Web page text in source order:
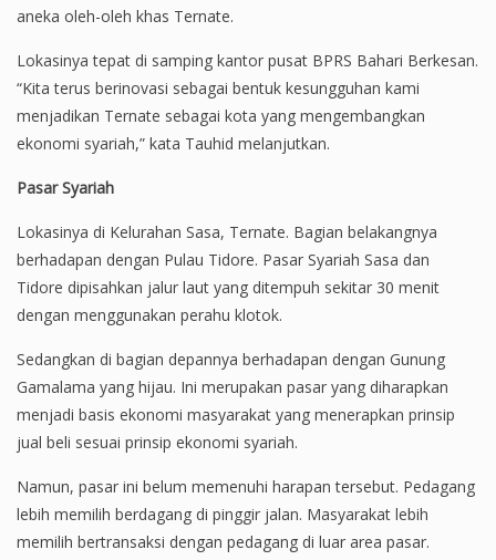
aneka oleh-oleh khas Ternate.
Lokasinya tepat di samping kantor pusat BPRS Bahari Berkesan.
“Kita terus berinovasi sebagai bentuk kesungguhan kami
menjadikan Ternate sebagai kota yang mengembangkan
ekonomi syariah,” kata Tauhid melanjutkan.
Pasar Syariah
Lokasinya di Kelurahan Sasa, Ternate. Bagian belakangnya
berhadapan dengan Pulau Tidore. Pasar Syariah Sasa dan
Tidore dipisahkan jalur laut yang ditempuh sekitar 30 menit
dengan menggunakan perahu klotok.
Sedangkan di bagian depannya berhadapan dengan Gunung
Gamalama yang hijau. Ini merupakan pasar yang diharapkan
menjadi basis ekonomi masyarakat yang menerapkan prinsip
jual beli sesuai prinsip ekonomi syariah.
Namun, pasar ini belum memenuhi harapan tersebut. Pedagang
lebih memilih berdagang di pinggir jalan. Masyarakat lebih
memilih bertransaksi dengan pedagang di luar area pasar.